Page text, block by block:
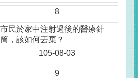
8
市民於家中注射過後的醫療針
筒，該如何丟棄？
105-08-03
9